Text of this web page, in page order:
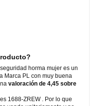
horma mujer es un
Marca PL con muy buena
valoración de 4,45 sobre
1688-ZREW . Por lo que